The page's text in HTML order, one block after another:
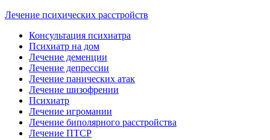
Лечение психических расстройств
Консультация психиатра
Психиатр на дом
Лечение деменции
Лечение депрессии
Лечение панических атак
Лечение шизофрении
Психиатр
Лечение игромании
Лечение биполярного расстройства
Лечение ПТСР